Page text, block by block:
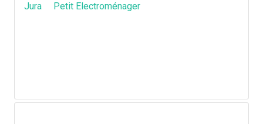
Jura
Petit Electroménager